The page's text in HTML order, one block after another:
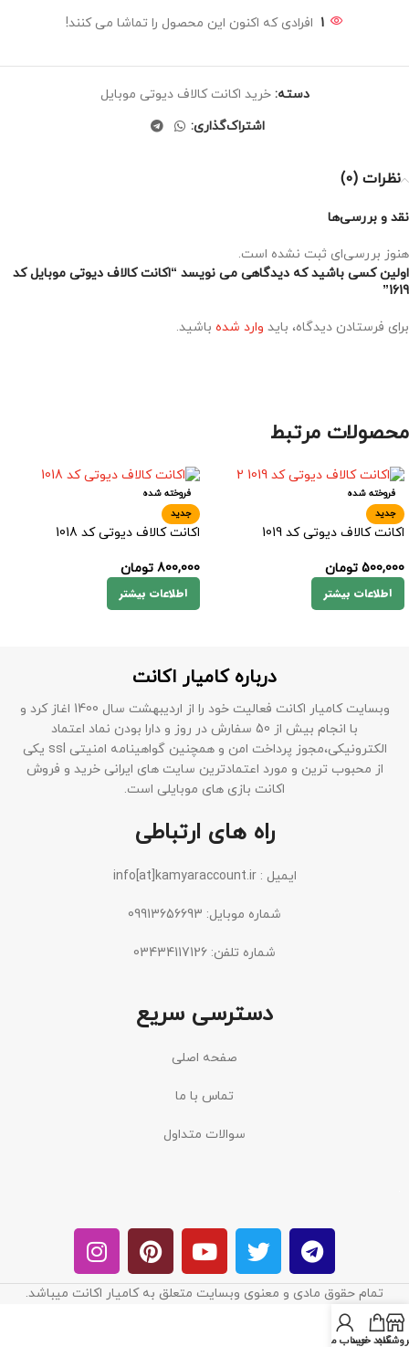
1 افرادی که اکنون این محصول را تماشا می کنند!
دسته: خرید اکانت کالاف دیوتی موبایل
اشتراک‌گذاری:
نظرات (0)
نقد و بررسی‌ها
هنوز بررسی‌ای ثبت نشده است.
اولین کسی باشید که دیدگاهی می نویسد “اکانت کالاف دیوتی موبایل کد
1619”
برای فرستادن دیدگاه، باید وارد شده باشید.
محصولات مرتبط
فروخته شده
جدید
اکانت کالاف دیوتی کد 1019
500,000 تومان
اطلاعات بیشتر
فروخته شده
جدید
اکانت کالاف دیوتی کد 1018
800,000 تومان
اطلاعات بیشتر
درباره کامیار اکانت
وبسایت کامیار اکانت فعالیت خود را از اردیبهشت سال 1400 اغاز کرد و
با انجام بیش از 50 سفارش در روز و دارا بودن نماد اعتماد
الکترونیکی،مجوز پرداخت امن و همچنین گواهینامه امنیتی ssl یکی
از محبوب ترین و مورد اعتمادترین سایت های ایرانی خرید و فروش
اکانت بازی های موبایلی است.
راه های ارتباطی
ایمیل : info[at]kamyaraccount.ir
شماره موبایل: 09913656693
شماره تلفن: 03434117126
دسترسی سریع
صفحه اصلی
تماس با ما
سوالات متداول
تمام حقوق مادی و معنوی وبسایت متعلق به کامیار اکانت میباشد.
سبد خریدحساب من